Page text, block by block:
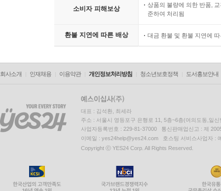
소비자 피해보상
상품의 불량에 의한 반품,
준하여 처리됨
환불 지연에 따른 배상 대금 환불 및 환불 지연에
회사소개 인재채용 이용약관 개인정보처리방침 청소년보호정책 도서홍보안내
대표 : 김석환, 최세라
주소 : 서울시 영등포구 은행로 11, 5층~6층(여의도동,일신
사업자등록번호 : 229-81-37000 통신판매업신고 : 제
이메일 : yes24help@yes24.com 호스팅 서비스사업자 :
Copyright ⓒ YES24 Corp. All Rights Reserved.